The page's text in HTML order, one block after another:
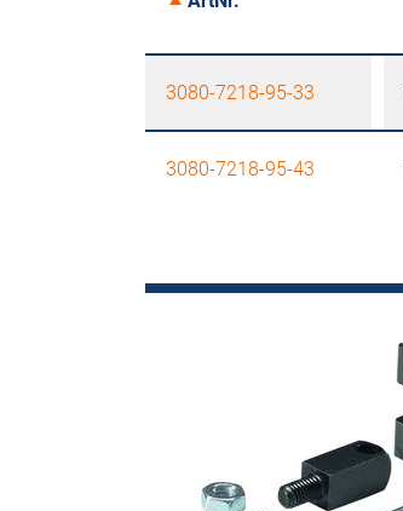
3080-7218-95-33
3080-7218-95-43